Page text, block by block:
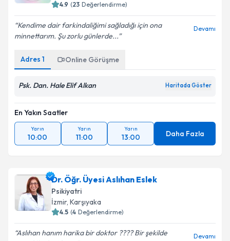
4.9 (23 Değerlendirme)
Kendime dair farkindaliğimi sağladığı için ona
minnettarım. Şu zorlu günlerde...
Devamı
Adres 1 Online Görüşme
Psk. Dan. Hale Elif Alkan Haritada Göster
En Yakın Saatler
Yarın
10:00
Yarın
11:00
Yarın
13:00 Daha Fazla
Dr. Öğr. Üyesi Aslıhan Eslek
Psikiyatri
İzmir, Karşıyaka
4.5 (4 Değerlendirme)
Aslıhan hanım harika bir doktor ???? Bir şekilde
Devamı